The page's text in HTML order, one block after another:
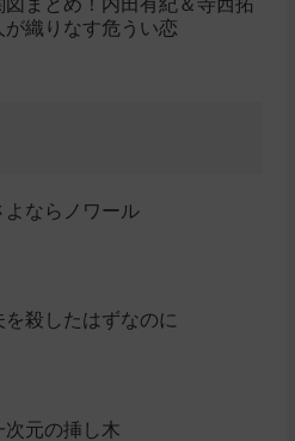
が織りなす危うい恋
よならノワール
を殺したはずなのに
次元の挿し木